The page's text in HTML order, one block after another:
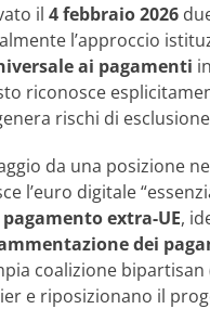
il 4 febbraio 2026
l’approccio
ai pagamenti
riconosce
rischi di
da una posizione
l’euro digitale
extra-UE,
dei
coalizione
e riposizionano il